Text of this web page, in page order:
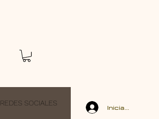
REDES SOCIALES
Iniciar sesión